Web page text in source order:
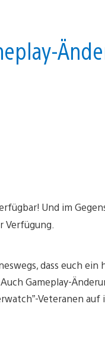
Und im
Verfügung.
dass euch ein
Gameplay-
Veteranen auf